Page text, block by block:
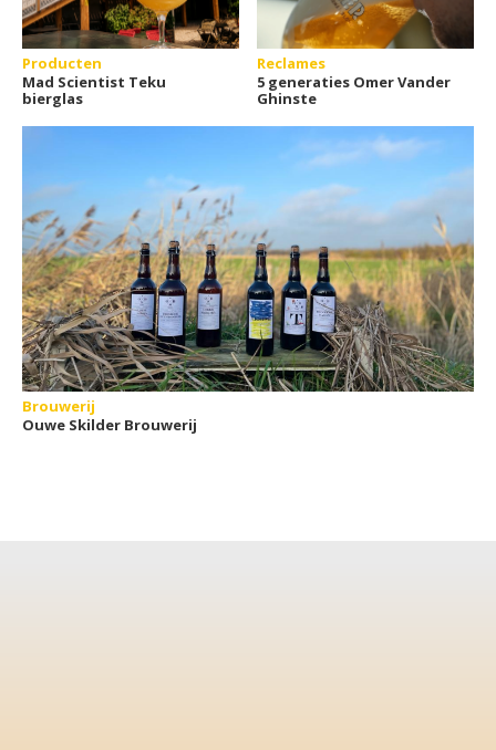
Producten
Mad Scientist Teku
bierglas
Reclames
5 generaties Omer Vander
Ghinste
Brouwerij
Ouwe Skilder Brouwerij